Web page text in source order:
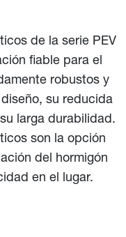
de la serie PEV
fiable para el
robustos y
su reducida
larga durabilidad.
son la opción
del hormigón
en el lugar.